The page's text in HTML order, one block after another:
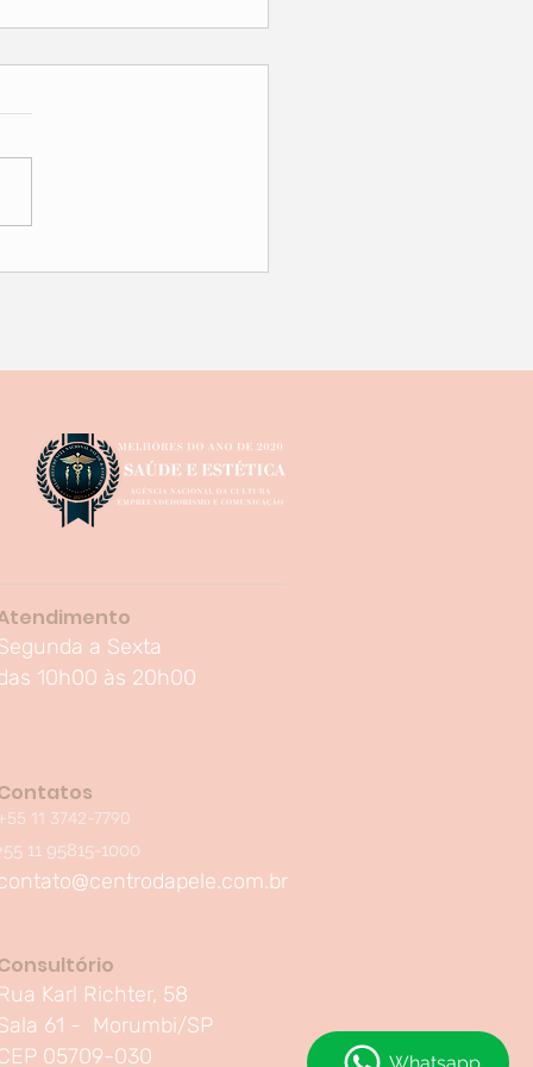
Facial ?
a Sexta
10h00 às 20h00
11 3742-7790
11 95815-1000
Rua Karl Richter, 58
61 - Morumbi/SP
05709-030